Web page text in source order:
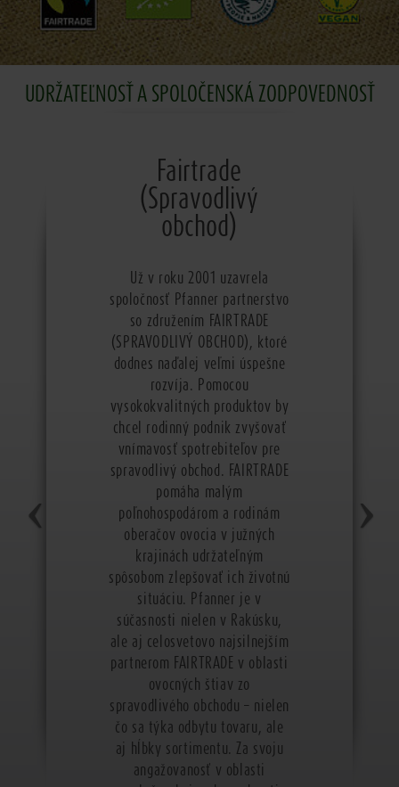
UDRŽATEĽNOSŤ A SPOLOČENSKÁ ZODPOVEDNOSŤ
Fairtrade
(Spravodlivý
obchod)
Už v roku 2001 uzavrela
spoločnosť Pfanner partnerstvo
so združením FAIRTRADE
(SPRAVODLIVÝ OBCHOD), ktoré
dodnes naďalej veľmi úspešne
rozvíja. Pomocou
vysokokvalitných produktov by
chcel rodinný podnik zvyšovať
vnímavosť spotrebiteľov pre
spravodlivý obchod. FAIRTRADE
pomáha malým
poľnohospodárom a rodinám
oberačov ovocia v južných
krajinách udržateľným
spôsobom zlepšovať ich životnú
situáciu. Pfanner je v
súčasnosti nielen v Rakúsku,
ale aj celosvetovo najsilnejším
partnerom FAIRTRADE v oblasti
ovocných štiav zo
spravodlivého obchodu – nielen
čo sa týka odbytu tovaru, ale
aj hĺbky sortimentu. Za svoju
angažovanosť v oblasti